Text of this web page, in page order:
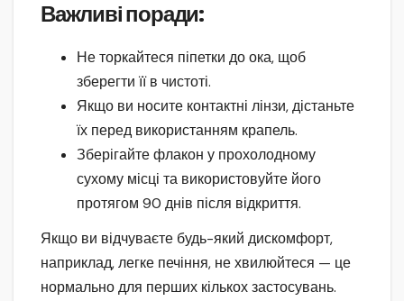
Важливі поради:
Не торкайтеся піпетки до ока, щоб
зберегти її в чистоті.
Якщо ви носите контактні лінзи, дістаньте
їх перед використанням крапель.
Зберігайте флакон у прохолодному
сухому місці та використовуйте його
протягом 90 днів після відкриття.
Якщо ви відчуваєте будь-який дискомфорт,
наприклад, легке печіння, не хвилюйтеся — це
нормально для перших кількох застосувань.